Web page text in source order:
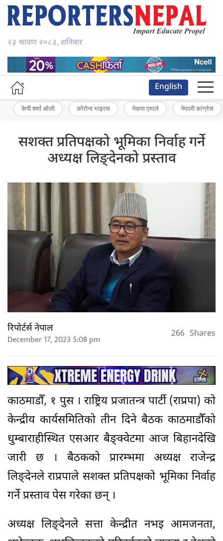
२३ श्रावण २०८३, शनिबार
English
केपी शर्मा ओली कोरोना भाइरस नेकपा एमाले नेपाली कांग्रेस
सशक्त प्रतिपक्षको भूमिका निर्वाह गर्ने
अध्यक्ष लिङ्देनको प्रस्ताव
रिपोर्टर्स नेपाल
December 17, 2023 5:08 pm 266 Shares
काठमाडौँ, १ पुस । राष्ट्रिय प्रजातन्त्र पार्टी (राप्रपा) को
केन्द्रीय कार्यसमितिको तीन दिने बैठक काठमाडौँको
धुम्बाराहीस्थित एसआर बैङ्क्वेटमा आज बिहानदेखि
जारी छ । बैठकको प्रारम्भमा अध्यक्ष राजेन्द्र
लिङ्देनले राप्रपाले सशक्त प्रतिपक्षको भूमिका निर्वाह
गर्ने प्रस्ताव पेस गरेका छन् ।
अध्यक्ष लिङ्देनले सत्ता केन्द्रीत नभइ आमजनता,